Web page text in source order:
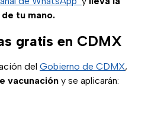
tu mano.
gratis en CDMX
del Gobierno de CDMX,
vacunación y se aplicarán: